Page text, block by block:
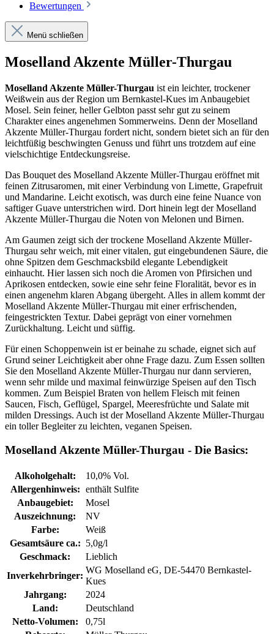
Bewertungen
Menü schließen
Moselland Akzente Müller-Thurgau
Moselland Akzente Müller-Thurgau ist ein leichter, trockener
Weißwein aus der Region um Bernkastel-Kues im Anbaugebiet
Mosel. Sein feiner, heller Gelbton passt sehr gut zu seinem
Charakter eines angenehmen Sommerweins. Denn der Moselland
Akzente Müller-Thurgau fordert nicht, sondern bietet sich an für den
leichtfüßig beschwingten Genuss und führt uns trotzdem auf eine
vielschichtige Entdeckungsreise.
Das Bouquet des Moselland Akzente Müller-Thurgau eröffnet mit
feinen Zitrusaromen, mit einer Verbindung von Limette, Grapefruit
und Mandarine. Leicht exotisch, was durch eine feine Nuance von
saftiger Guave unterstrichen wird. Dort hinein legt der Moselland
Akzente Müller-Thurgau die Noten von Melonen und Birnen.
Am Gaumen zeigt sich der trockene Moselland Akzente Müller-
Thurgau sehr weich, mit einer vitalen, gut eingebundenen Säure, die
ohne Spitzen dem Geschmacksbild elegante Lebendigkeit
einhaucht. Hier lassen sich noch die Aromen von Pfirsichen und
Aprikosen entdecken, sowie eine sehr feine Floralität, bevor es in
einen angenehm klaren Abgang übergeht. Alles in allem kommt der
Moselland Akzente Müller-Thurgau mit einer erfrischenden,
feingestrickten Textur. Dabei geprägt von einer vornehmen
Zurückhaltung. Leicht und süffig.
Für einen Schoppenwein ist er beinahe zu schade, eignet sich auf
Grund seiner Leichtigkeit aber ohne Frage dazu. Zum Essen sollten
Sie den Moselland Akzente Müller-Thurgau nur dann servieren,
wenn sehr milde und maximal feinwürzige Speisen auf den Tisch
kommen. Zum Beispiel Braten von hellem Fleisch mit feinen
Saucen, Fisch, Geflügel, Spargel, Meeresfrüchte und Salate mit
milden Dressings. Auch ist der Moselland Akzente Müller-Thurgau
ein toller Begleiter zu leichten, veganen Speisen.
Moselland Akzente Müller-Thurgau - Die Basics:
Alkoholgehalt:
10,0% Vol.
Allergenhinweis: enthält Sulfite
Anbaugebiet:
Mosel
Auszeichnung:
NV
Farbe:
Weiß
Gesamtsäure ca.: 5,0g/l
Geschmack:
Lieblich
Inverkehrbringer:
WG Moselland eG, DE-54470 Bernkastel-
Kues
Jahrgang:
2024
Land:
Deutschland
Netto-Volumen:
0,75l